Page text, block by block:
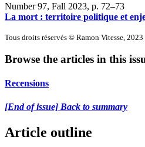
Number 97, Fall 2023, p. 72–73
La mort : territoire politique et
Tous droits réservés © Ramon Vitesse, 2023
Browse the articles in this
Recensions
[End of issue] Back to summary
Article outline